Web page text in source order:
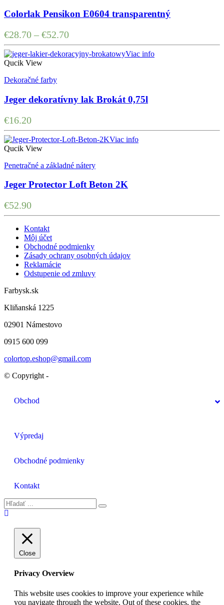
Colorlak Pensikon E0604 transparentný
€28.70 – €52.70
Viac info
Qucik View
Dekoračné farby
Jeger dekoratívny lak Brokát 0,75l
€16.20
Viac info
Qucik View
Penetračné a základné nátery
Jeger Protector Loft Beton 2K
€52.90
Kontakt
Môj účet
Obchodné podmienky
Zásady ochrany osobných údajov
Reklamácie
Odstupenie od zmluvy
Farbysk.sk
Kliňanská 1225
02901 Námestovo
0915 600 099
colortop.eshop@gmail.com
© Copyright -
Obchod
Výpredaj
Obchodné podmienky
Kontakt
Close
Privacy Overview
This website uses cookies to improve your experience while
you navigate through the website. Out of these cookies, the